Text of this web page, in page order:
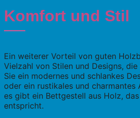
Komfort und Stil
Ein weiterer Vorteil von guten
Vielzahl von Stilen und Designs,
Sie ein modernes und schlankes
oder ein rustikales und charmantes
es gibt ein Bettgestell aus Holz,
entspricht.